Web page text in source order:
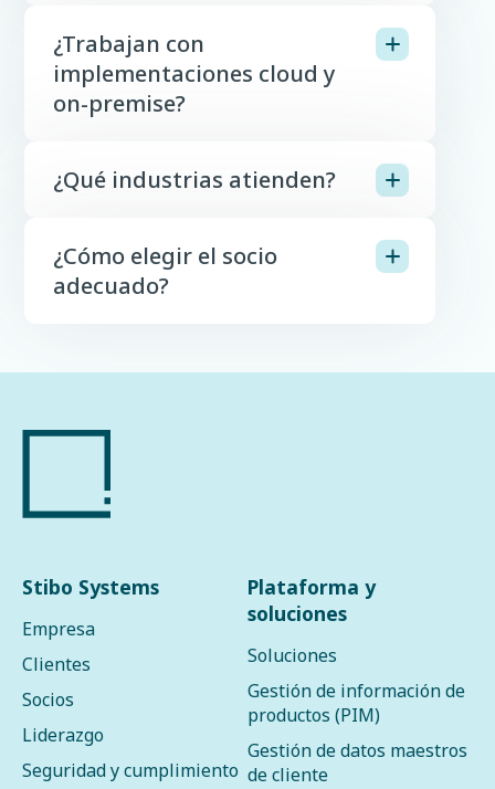
¿Trabajan con
implementaciones cloud y
on-premise?
¿Qué industrias atienden?
¿Cómo elegir el socio
adecuado?
Stibo Systems
Empresa
Clientes
Socios
Liderazgo
Seguridad y cumplimiento
Plataforma y
soluciones
Soluciones
Gestión de información de
productos (PIM)
Gestión de datos maestros
de cliente